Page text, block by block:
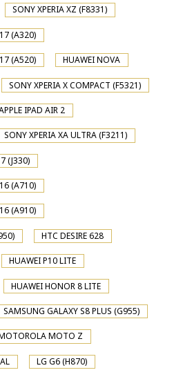
SONY XPERIA XZ (F8331)
(A320)
(A520) HUAWEI NOVA
SONY XPERIA X COMPACT (F5321)
IPAD AIR 2
SONY XPERIA XA ULTRA (F3211)
(J330)
(A710)
(A910)
HTC DESIRE 628
HUAWEI P10 LITE
HUAWEI HONOR 8 LITE
SAMSUNG GALAXY S8 PLUS (G955)
MOTO Z
LG G6 (H870)